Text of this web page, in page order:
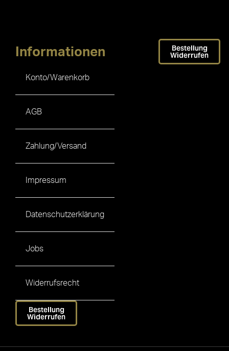
Informationen
Konto/Warenkorb
AGB
Zahlung/Versand
Impressum
Datenschutzerklärung
Jobs
Widerrufsrecht
Bestellung
Widerrufen
Bestellung
Widerrufen